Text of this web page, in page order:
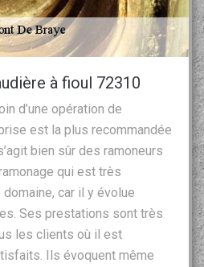
à fioul 72310
d’une opération de
est la plus recommandée
bien sûr des ramoneurs
qui est très
car il y évolue
Ses prestations sont très
les clients où il est
Ils évoquent même